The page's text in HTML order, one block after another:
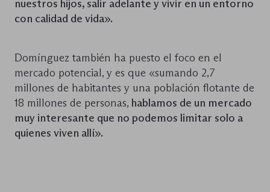
nuestros hijos, salir adelante y vivir en un entorno
con calidad de vida».
Domínguez también ha puesto el foco en el
mercado potencial, y es que «sumando 2,7
millones de habitantes y una población flotante de
18 millones de personas, hablamos de un mercado
muy interesante que no podemos limitar solo a
quienes viven allí».